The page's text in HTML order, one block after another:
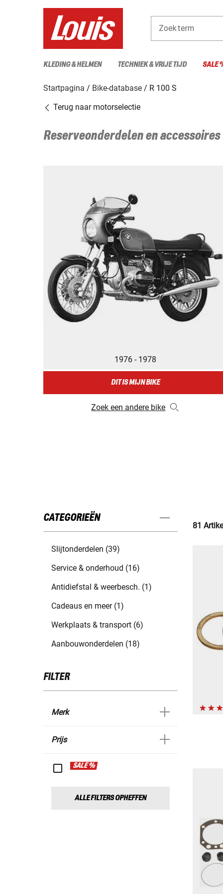
Zoekterm
KLEDING & HELMEN TECHNIEK & VRIJE TIJD SALE
Startpagina Bike-database
R 100 S
Terug naar motorselectie
Reserveonderdelen en
1976 - 1978
DIT IS MIJN BIKE
Zoek een andere bike
CATEGORIEËN
Slijtonderdelen (39)
Service & onderhoud (16)
Antidiefstal & weerbesch. (1)
Cadeaus en meer (1)
Werkplaats & transport (6)
Aanbouwonderdelen (18)
FILTER
Merk
Prijs
SALE %
ALLE FILTERS OPHEFFEN
81